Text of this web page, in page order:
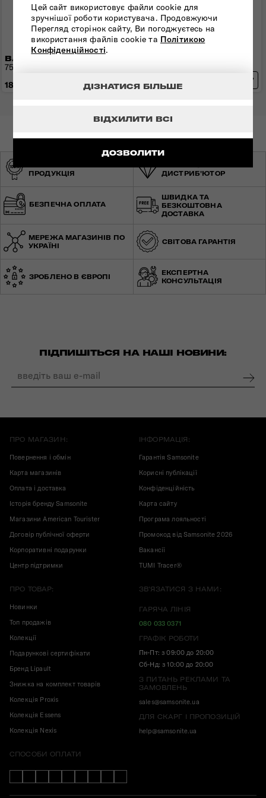
Цей сайт використовує файли cookie для
зручнішої роботи користувача. Продовжуючи
Перегляд сторінок сайту, Ви погоджуєтесь на
використання файлів cookie та Політикою
Конфіденційності.
ДОЗВОЛИТИ
ВІДХИЛИТИ ВСІ
ДІЗНАТИСЯ БІЛЬШЕ
ВАЛІЗА 75 СМ ESSENS
75x52x33 см | 4,2 кг | 111 л
18 360 грн
15 830 грн
ПРОДУКЦІЯ
ДИСТРИБ'ЮТОР
БЕЗПЕЧНА ОПЛАТА
ШВИДКА ТА
БЕЗКОШТОВНА
ДОСТАВКА
МЕРЕЖА МАГАЗИНІВ ПО
УКРАЇНІ
СВІТОВА ГАРАНТІЯ
ЗРОБЛЕНО В ЄВРОПІ
ЕКСПЕРТНА
КОНСУЛЬТАЦІЯ
ПІДПИШІТЬСЯ НА НАШІ НОВИНИ:
ПРО МАГАЗИН:
Повернення і обмін
Карта магазинів
Оплата і доставка
Історія бренду Samsonite
Магазини American Tourister
Договір публічної оферти
Корпоративні подарунки
Центр підтримки
ІНФОРМАЦІЯ:
Гарантія Samsonite
Корисні публікації
Конфіденційність
Карта сайту
Програма лояльності
Промокод від Samsonite 2026
Вакансії
TUMI Tracer®
ПРО ТОВАР:
Новинки
Топ продажів
Колекції
Подарункові сертифікати
Бренд Lipault
Знижка на комплект товарів
Колекція Proxis
Колекція Essens
Колекція Nexis
ЗВ'ЯЗАТИСЯ З НАМИ:
ГАРЯЧА ЛІНІЯ
080 033 0371
ГРАФІК РОБОТИ
Пн-Пт: з 09:00 до 20:00
Сб-Нд: з 10:00 до 20:00
З ПИТАНЬ РЕКЛАМИ ТА
ЗАМОВЛЕНЬ
sales@samsonite.ua
ДЛЯ СКАРГ І ПРОПОЗИЦІЙ
help@samsonite.ua
СПОСОБИ ОПЛАТИ